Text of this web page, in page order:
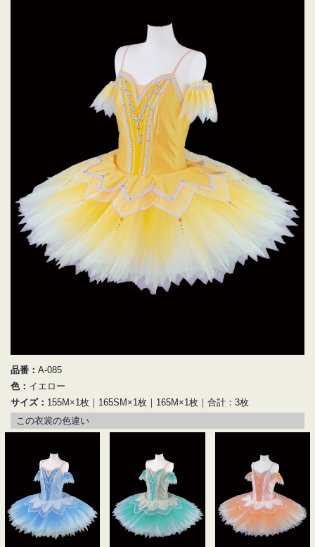
品番： A-085
色： イエロー
サイズ： 155M×1枚｜165SM×1枚｜165M×1枚｜合計：3枚
この衣裳の色違い